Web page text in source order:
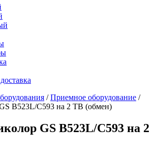
/Приемное оборудование /
B523L/C593 на 2 ТВ (обмен)
GS B523L/C593 на 2